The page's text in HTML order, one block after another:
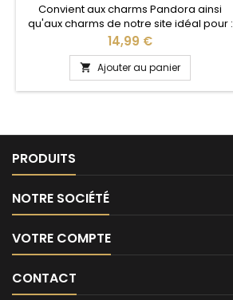
Convient aux charms Pandora ainsi
qu'aux charms de notre site idéal pour :
Noël, Saint Valentin, anniversaire,
anniversaire de mariage La partie
ajustable se détache d'un coté pour
passer les charms par simple pression
sur le bouton Ajustable pour tous les
Prix
14,99 €
 Ajouter au panier
PRODUITS
NOTRE SOCIÉTÉ
VOTRE COMPTE
CONTACT